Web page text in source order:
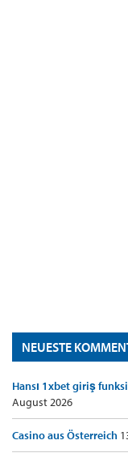
NEUESTE
Hansı 1xbet giriş
August 2026
Casino aus Österreich